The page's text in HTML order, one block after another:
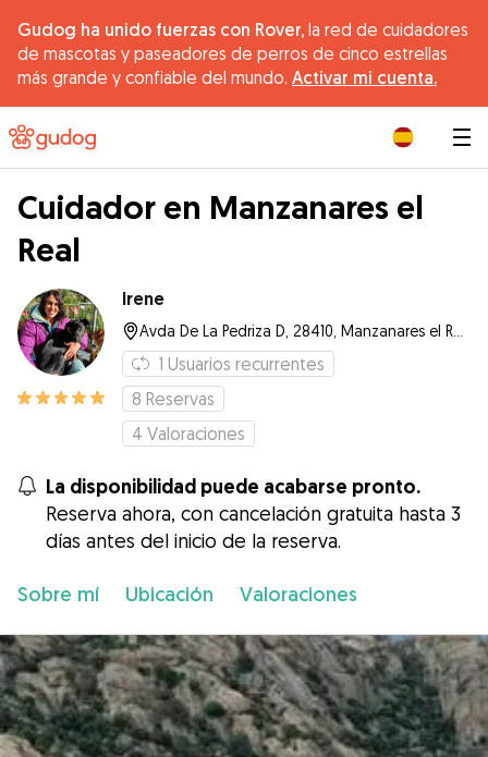
Gudog ha unido fuerzas con Rover, la red de cuidadores
de mascotas y paseadores de perros de cinco estrellas
más grande y confiable del mundo. Activar mi cuenta.
Cuidador en Manzanares el
Real
Irene
1 Usuarios recurrentes
8 Reservas
4 Valoraciones
La disponibilidad puede acabarse pronto.
Reserva ahora, con cancelación gratuita hasta 3
días antes del inicio de la reserva.
Sobre mí Ubicación Valoraciones